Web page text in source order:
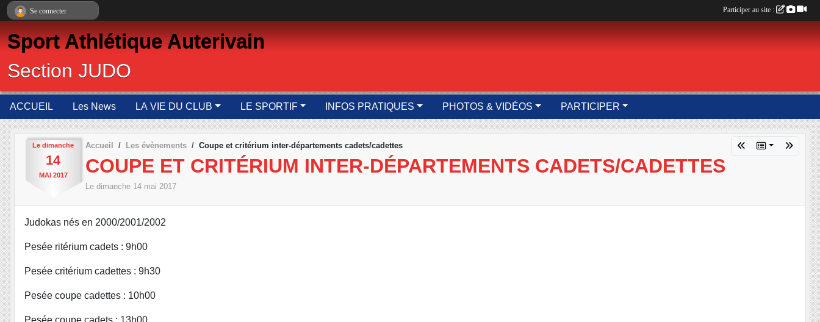
Sport Athlétique Auterivain
Section JUDO
ACCUEIL Les News LA VIE DU CLUB LE SPORTIF INFOS PRATIQUES PHOTOS & VIDÉOS PARTICIPER
Le dimanche
14
MAI 2017
Accueil Les évènements Coupe et critérium inter-départements cadets/cadettes
COUPE ET CRITÉRIUM INTER-DÉPARTEMENTS CADETS/CADETTES
Le dimanche 14 mai 2017
Judokas nés en 2000/2001/2002
Pesée ritérium cadets : 9h00
Pesée critérium cadettes : 9h30
Pesée coupe cadettes : 10h00
Pesée coupe cadets : 13h00
Se connecter Participer au site :
Panneau de gestion des cookies